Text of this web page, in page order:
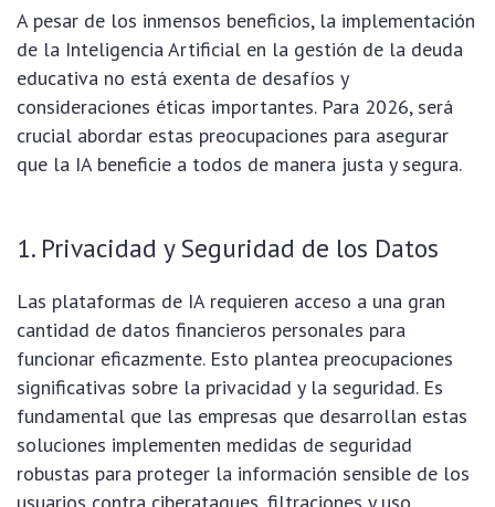
A pesar de los inmensos beneficios, la implementación
de la Inteligencia Artificial en la gestión de la deuda
educativa no está exenta de desafíos y
consideraciones éticas importantes. Para 2026, será
crucial abordar estas preocupaciones para asegurar
que la IA beneficie a todos de manera justa y segura.
1. Privacidad y Seguridad de los Datos
Las plataformas de IA requieren acceso a una gran
cantidad de datos financieros personales para
funcionar eficazmente. Esto plantea preocupaciones
significativas sobre la privacidad y la seguridad. Es
fundamental que las empresas que desarrollan estas
soluciones implementen medidas de seguridad
robustas para proteger la información sensible de los